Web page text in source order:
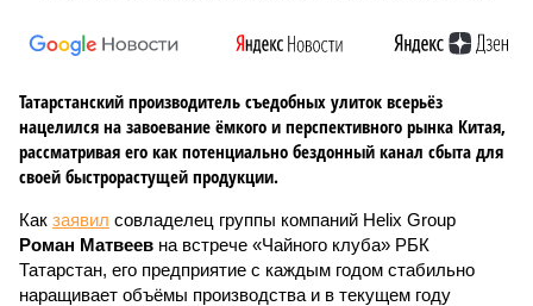
Татарстанский производитель съедобных улиток всерьёз
нацелился на завоевание ёмкого и перспективного рынка Китая,
рассматривая его как потенциально бездонный канал сбыта для
своей быстрорастущей продукции.
Как заявил совладелец группы компаний Helix Group
Роман Матвеев на встрече «Чайного клуба» РБК
Татарстан, его предприятие с каждым годом стабильно
наращивает объёмы производства и в текущем году